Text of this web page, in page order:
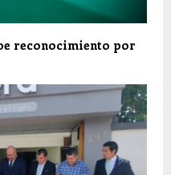
reconocimiento por